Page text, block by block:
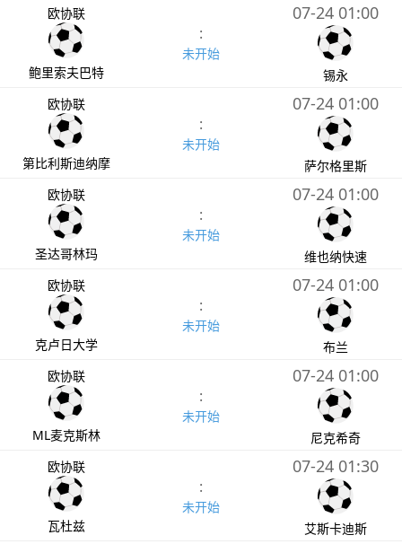
欧协联
鲍里索夫巴特
:
未开始
07-24 01:00
锡永
欧协联
第比利斯迪纳摩
:
未开始
07-24 01:00
萨尔格里斯
欧协联
圣达哥林玛
:
未开始
07-24 01:00
维也纳快速
欧协联
克卢日大学
:
未开始
07-24 01:00
布兰
欧协联
ML麦克斯林
:
未开始
07-24 01:00
尼克希奇
欧协联
瓦杜兹
:
未开始
07-24 01:30
艾斯卡迪斯